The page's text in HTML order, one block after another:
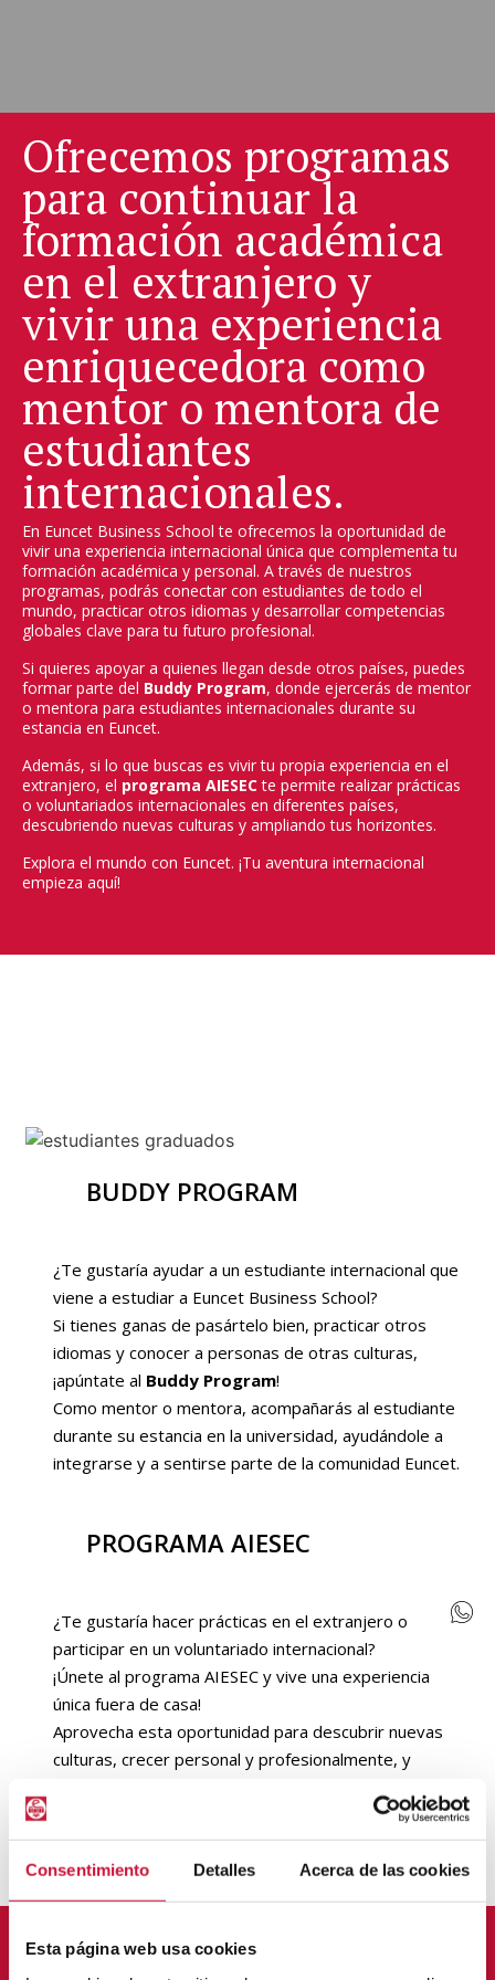
Consentimiento Detalles Acerca de las cookies
Esta página web usa cookies
Ofrecemos programas
para continuar la
formación académica
en el extranjero y
vivir una experiencia
enriquecedora como
mentor o mentora de
estudiantes
internacionales.
En Euncet Business School te ofrecemos la oportunidad de
vivir una experiencia internacional única que complementa tu
formación académica y personal. A través de nuestros
programas, podrás conectar con estudiantes de todo el
mundo, practicar otros idiomas y desarrollar competencias
globales clave para tu futuro profesional.
Si quieres apoyar a quienes llegan desde otros países, puedes
formar parte del Buddy Program, donde ejercerás de mentor
o mentora para estudiantes internacionales durante su
estancia en Euncet.
Además, si lo que buscas es vivir tu propia experiencia en el
extranjero, el programa AIESECte permite realizar prácticas
o voluntariados internacionales en diferentes países,
descubriendo nuevas culturas y ampliando tus horizontes.
Explora el mundo con Euncet. ¡Tu aventura internacional
empieza aquí!
BUDDY PROGRAM
¿Te gustaría ayudar a un estudiante internacional que
viene a estudiar a Euncet Business School?
Si tienes ganas de pasártelo bien, practicar otros
idiomas y conocer a personas de otras culturas,
¡apúntate al Buddy Program!
Como mentor o mentora, acompañarás al estudiante
durante su estancia en la universidad, ayudándole a
integrarse y a sentirse parte de la comunidad Euncet.
PROGRAMA AIESEC
¿Te gustaría hacer prácticas en el extranjero o
participar en un voluntariado internacional?
¡Únete al programa AIESEC y vive una experiencia
única fuera de casa!
Aprovecha esta oportunidad para descubrir nuevas
culturas, crecer personal y profesionalmente, y
Contacta con nosotros